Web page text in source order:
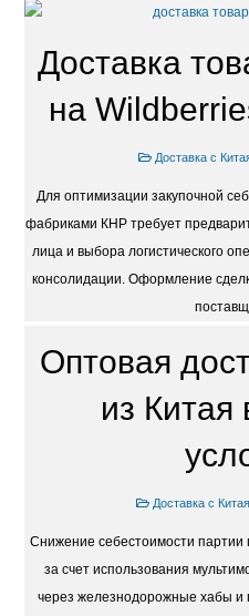
Доставка
на
Доставка с
Для оптимизации закупочной
фабриками КНР требует
лица и выбора логистического
консолидации. Оформление
Оптовая
из Китая
Доставка с Китая
Снижение себестоимости партии
за счет использования
через железнодорожные хабы и